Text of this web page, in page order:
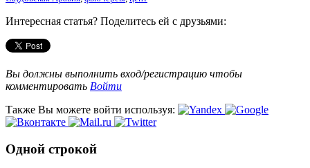
Интересная статья? Поделитесь ей с друзьями:
Вы должны выполнить вход/регистрацию чтобы
комментировать Войти
Также Вы можете войти используя:
Одной строкой